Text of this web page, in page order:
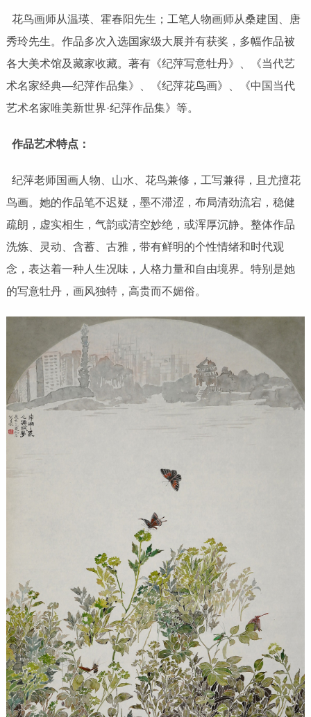
花鸟画师从温瑛、霍春阳先生；工笔人物画师从桑建国、唐
秀玲先生。作品多次入选国家级大展并有获奖，多幅作品被
各大美术馆及藏家收藏。著有《纪萍写意牡丹》、《当代艺
术名家经典—纪萍作品集》、《纪萍花鸟画》、《中国当代
艺术名家唯美新世界·纪萍作品集》等。
作品艺术特点：
纪萍老师国画人物、山水、花鸟兼修，工写兼得，且尤擅花
鸟画。她的作品笔不迟疑，墨不滞涩，布局清劲流宕，稳健
疏朗，虚实相生，气韵或清空妙绝，或浑厚沉静。整体作品
洗炼、灵动、含蓄、古雅，带有鲜明的个性情绪和时代观
念，表达着一种人生况味，人格力量和自由境界。特别是她
的写意牡丹，画风独特，高贵而不媚俗。